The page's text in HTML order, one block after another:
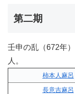
第二期
壬申の乱（672年
人。
柿本人麻呂
長意吉麻呂